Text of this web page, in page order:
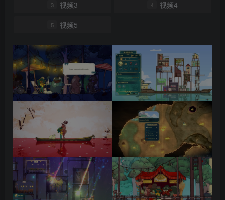
3 视频3 4 视频4
5 视频5